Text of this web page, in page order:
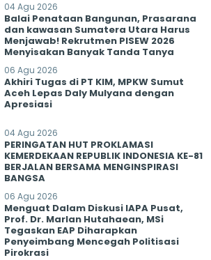
04 Agu 2026
Balai Penataan Bangunan, Prasarana
dan kawasan Sumatera Utara Harus
Menjawab! Rekrutmen PISEW 2026
Menyisakan Banyak Tanda Tanya
06 Agu 2026
Akhiri Tugas di PT KIM, MPKW Sumut
Aceh Lepas Daly Mulyana dengan
Apresiasi
04 Agu 2026
PERINGATAN HUT PROKLAMASI
KEMERDEKAAN REPUBLIK INDONESIA KE-81
BERJALAN BERSAMA MENGINSPIRASI
BANGSA
06 Agu 2026
Menguat Dalam Diskusi IAPA Pusat,
Prof. Dr. Marlan Hutahaean, MSi
Tegaskan EAP Diharapkan
Penyeimbang Mencegah Politisasi
Pirokrasi